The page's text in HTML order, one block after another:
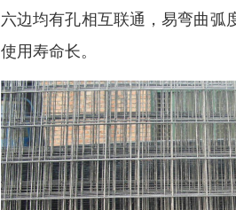
六边均有孔相互联通，易弯曲弧
使用寿命长。